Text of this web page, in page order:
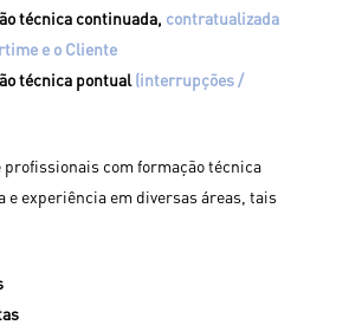
técnica continuada, contratualizada
e o Cliente
técnica pontual(interrupções /
profissionais com formação técnica
e experiência em diversas áreas, tais